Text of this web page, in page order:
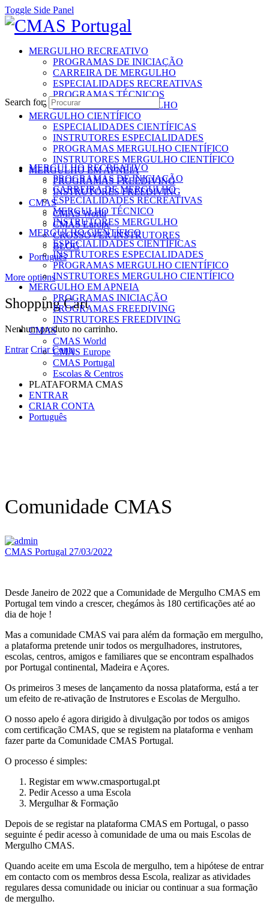
Toggle Side Panel
MERGULHO RECREATIVO
PROGRAMAS DE INICIAÇÃO
CARREIRA DE MERGULHO
ESPECIALIDADES RECREATIVAS
PROGRAMAS TÉCNICOS
INSTRUTORES MERGULHO
MERGULHO CIENTÍFICO
ESPECIALIDADES CIENTÍFICAS
INSTRUTORES ESPECIALIDADES
PROGRAMAS MERGULHO CIENTÍFICO
INSTRUTORES MERGULHO CIENTÍFICO
MERGULHO EM APNEIA
PROGRAMAS FREEDIVING
INSTRUTORES FREEDIVING
CMAS
CMAS World
CMAS Europe
CROSSOVER INSTRUTORES
BLOG
Português
More options
Shopping Cart
Nenhum produto no carrinho.
Entrar Criar Conta
Search for:
MERGULHO RECREATIVO
PROGRAMAS DE INICIAÇÃO
CARREIRA DE MERGULHO
ESPECIALIDADES RECREATIVAS
MERGULHO TÉCNICO
INSTRUTORES MERGULHO
MERGULHO CIENTÍFICO
ESPECIALIDADES CIENTÍFICAS
INSTRUTORES ESPECIALIDADES
PROGRAMAS MERGULHO CIENTÍFICO
INSTRUTORES MERGULHO CIENTÍFICO
MERGULHO EM APNEIA
PROGRAMAS INICIAÇÃO
PROGRAMAS FREEDIVING
INSTRUTORES FREEDIVING
CMAS
CMAS World
CMAS Europe
CMAS Portugal
Escolas & Centros
PLATAFORMA CMAS
ENTRAR
CRIAR CONTA
Português
Comunidade CMAS
CMAS Portugal 27/03/2022
Desde Janeiro de 2022 que a Comunidade de Mergulho CMAS em
Portugal tem vindo a crescer, chegámos às 180 certificações até ao
dia de hoje !
Mas a comunidade CMAS vai para além da formação em mergulho,
a plataforma pretende unir todos os mergulhadores, instrutores,
escolas, centros, amigos e familiares que se encontram espalhados
por Portugal continental, Madeira e Açores.
Os primeiros 3 meses de lançamento da nossa plataforma, está a ter
um efeito de re-ativação de Instrutores e Escolas de Mergulho.
O nosso apelo é agora dirigido à divulgação por todos os amigos
com certificação CMAS, que se registem na plataforma e venham
fazer parte da Comunidade CMAS Portugal.
O processo é simples:
Registar em www.cmasportugal.pt
Pedir Acesso a uma Escola
Mergulhar & Formação
Depois de se registar na plataforma CMAS em Portugal, o passo
seguinte é pedir acesso à comunidade de uma ou mais Escolas de
Mergulho CMAS.
Quando aceite em uma Escola de mergulho, tem a hipótese de entrar
em contacto com os membros dessa Escola, realizar as atividades
regulares dessa comunidade ou iniciar ou continuar a sua formação
de mergulho.